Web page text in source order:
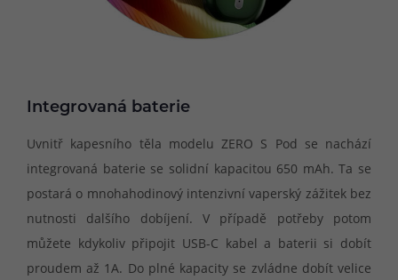
Integrovaná baterie
Uvnitř kapesního těla modelu ZERO S Pod se nachází
integrovaná baterie se solidní kapacitou 650 mAh. Ta se
postará o mnohahodinový intenzivní vaperský zážitek bez
nutnosti dalšího dobíjení. V případě potřeby potom
můžete kdykoliv připojit USB-C kabel a baterii si dobít
proudem až 1A. Do plné kapacity se zvládne dobít velice